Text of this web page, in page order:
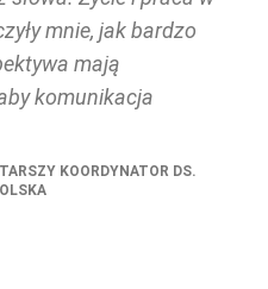
mnie, jak bardzo
mają
komunikacja
KOORDYNATOR DS.